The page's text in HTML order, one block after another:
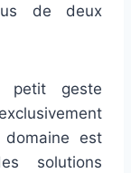
de deux
petit geste
est
solutions